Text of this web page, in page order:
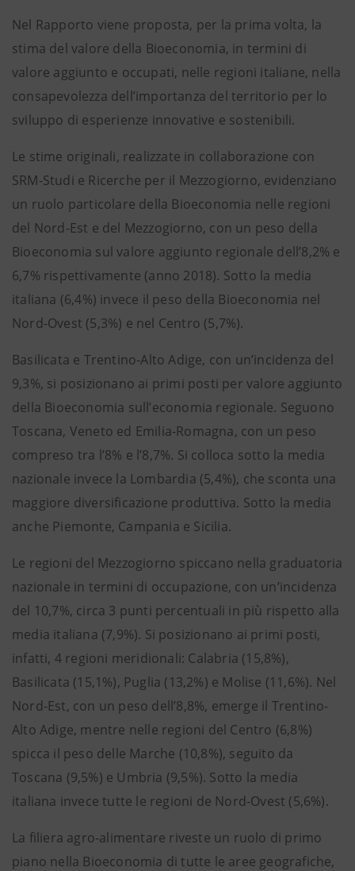
Nel Rapporto viene proposta, per la prima volta, la
stima del valore della Bioeconomia, in termini di
valore aggiunto e occupati, nelle regioni italiane, nella
consapevolezza dell’importanza del territorio per lo
sviluppo di esperienze innovative e sostenibili.
Le stime originali, realizzate in collaborazione con
SRM-Studi e Ricerche per il Mezzogiorno, evidenziano
un ruolo particolare della Bioeconomia nelle regioni
del Nord-Est e del Mezzogiorno, con un peso della
Bioeconomia sul valore aggiunto regionale dell’8,2% e
6,7% rispettivamente (anno 2018). Sotto la media
italiana (6,4%) invece il peso della Bioeconomia nel
Nord-Ovest (5,3%) e nel Centro (5,7%).
Basilicata e Trentino-Alto Adige, con un’incidenza del
9,3%, si posizionano ai primi posti per valore aggiunto
della Bioeconomia sull’economia regionale. Seguono
Toscana, Veneto ed Emilia-Romagna, con un peso
compreso tra l’8% e l’8,7%. Si colloca sotto la media
nazionale invece la Lombardia (5,4%), che sconta una
maggiore diversificazione produttiva. Sotto la media
anche Piemonte, Campania e Sicilia.
Le regioni del Mezzogiorno spiccano nella graduatoria
nazionale in termini di occupazione, con un’incidenza
del 10,7%, circa 3 punti percentuali in più rispetto alla
media italiana (7,9%). Si posizionano ai primi posti,
infatti, 4 regioni meridionali: Calabria (15,8%),
Basilicata (15,1%), Puglia (13,2%) e Molise (11,6%). Nel
Nord-Est, con un peso dell’8,8%, emerge il Trentino-
Alto Adige, mentre nelle regioni del Centro (6,8%)
spicca il peso delle Marche (10,8%), seguito da
Toscana (9,5%) e Umbria (9,5%). Sotto la media
italiana invece tutte le regioni de Nord-Ovest (5,6%).
La filiera agro-alimentare riveste un ruolo di primo
piano nella Bioeconomia di tutte le aree geografiche,